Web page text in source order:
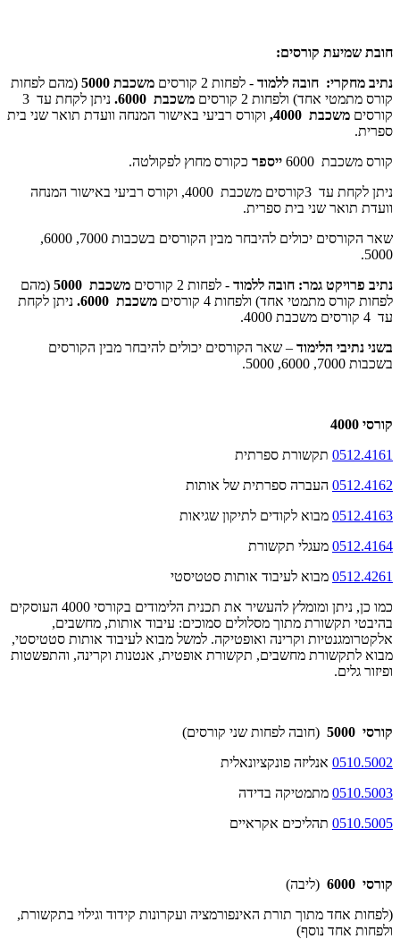
חובת שמיעת קורסים:
נתיב מחקרי: חובה ללמוד - לפחות 2 קורסים משכבת 5000
(מהם לפחות
קורס מתמטי אחד) ולפחות 2 קורסים
משכבת 6000.
ניתן לקחת עד 3
קורסים משכבת 4000,
וקורס רביעי באישור המנחה וועדת תואר שני בית
ספרית.
קורס משכבת 6000
ייספר כקורס מחוץ לפקולטה.
ניתן לקחת עד 3קורסים משכבת 4000, וקורס רביעי באישור המנחה
וועדת תואר שני בית ספרית.
שאר הקורסים יכולים להיבחר מבין הקורסים בשכבות 7000, 6000,
5000.
נתיב פרויקט גמר: חובה ללמוד - לפחות 2 קורסים משכבת 5000
(מהם
לפחות קורס מתמטי אחד) ולפחות 4 קורסים
משכבת 6000.
ניתן לקחת
עד 4 קורסים משכבת 4000.
בשני נתיבי הלימוד – שאר הקורסים יכולים להיבחר מבין הקורסים
בשכבות 7000, 6000, 5000.
קורסי 4000
0512.4161 תקשורת ספרתית
0512.4162 העברה ספרתית של אותות
0512.4163 מבוא לקודים לתיקון שגיאות
0512.4164 מעגלי תקשורת
0512.4261 מבוא לעיבוד אותות סטטיסטי
כמו כן, ניתן ומומלץ להעשיר את תכנית הלימודים בקורסי 4000 העוסקים
בהיבטי תקשורת מתוך מסלולים סמוכים: עיבוד אותות, מחשבים,
אלקטרומגנטיות וקרינה ואופטיקה. למשל מבוא לעיבוד אותות סטטיסטי,
מבוא לתקשורת מחשבים, תקשורת אופטית, אנטנות וקרינה, והתפשטות
ופיזור גלים.
קורסי 5000
(חובה לפחות שני קורסים)
0510.5002 אנליזה פונקציונאלית
0510.5003 מתמטיקה בדידה
0510.5005 תהליכים אקראיים
קורסי 6000
(ליבה)
(לפחות אחד מתוך תורת האינפורמציה ועקרונות קידוד וגילוי בתקשורת,
ולפחות אחד נוסף)